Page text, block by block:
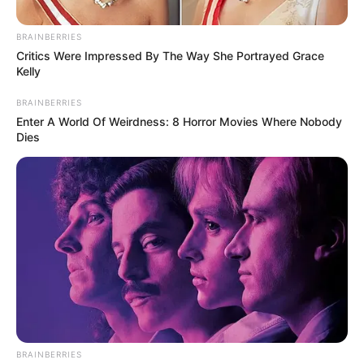
Cortesía
Festival Vallenato al Parque en Bogotá.
Natalia Espitia Salazar
Julio 23, 2024
BRAINBERRIES
Critics Were Impressed By The Way She Portrayed Grace
Kelly
BRAINBERRIES
Enter A World Of Weirdness: 8 Horror Movies Where Nobody
Dies
BRAINBERRIES